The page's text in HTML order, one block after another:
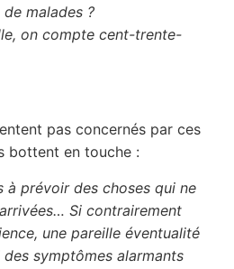
malades ?
on compte cent-trente-
pas concernés par ces
bottent en touche :
à prévoir des choses qui ne
Si contrairement
une pareille éventualité
symptômes alarmants